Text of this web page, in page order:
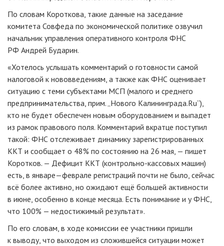
По словам Короткова, такие данные на заседание
комитета Совфеда по экономической политике озвучил
начальник управления оперативного контроля ФНС
РФ Андрей Бударин.
«Хотелось услышать комментарий о готовности самой
налоговой к нововведениям, а также как ФНС оценивает
ситуацию с теми субъектами МСП (малого и среднего
предпринимательства, прим. „Нового Калининграда.Ru“),
кто не будет обеспечен новым оборудованием и выпадет
из рамок правового поля. Комментарий вкратце поступил
такой: ФНС отслеживает динамику зарегистрированных
ККТ и сообщает о 48% по состоянию на 26 мая, — пишет
Коротков. — Дефицит ККТ (контрольно-кассовых машин)
есть, в январе—феврале регистраций почти не было, сейчас
всё более активно, но ожидают ещё большей активности
в июне, особенно в конце месяца. Есть понимание и у ФНС,
что 100% — недостижимый результат».
По его словам, в ходе комиссии ее участники пришли
к выводу, что выходом из сложившейся ситуации может